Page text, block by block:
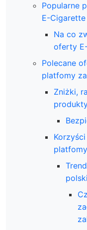
Popularne
E-Cigarette
Na co
oferty
Polecane
platfomy
Zniżki,